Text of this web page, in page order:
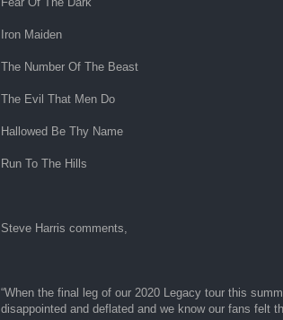
Iron Maiden
The Number Of The Beast
The Evil That Men Do
Hallowed Be Thy Name
Run To The Hills
Steve Harris comments,
“When the final leg of our 2020 Legacy tour this
disappointed and deflated and we know our fans felt